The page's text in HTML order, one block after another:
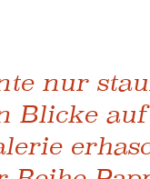
nur
Blicke